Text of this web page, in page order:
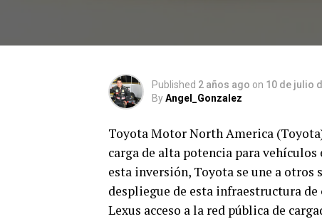
Published 2 años ago on 10 de julio
ByAngel_Gonzalez
Toyota Motor North America
carga de alta potencia para
esta inversión, Toyota se une a
despliegue de esta infraestructura
Lexus acceso a la red pública de